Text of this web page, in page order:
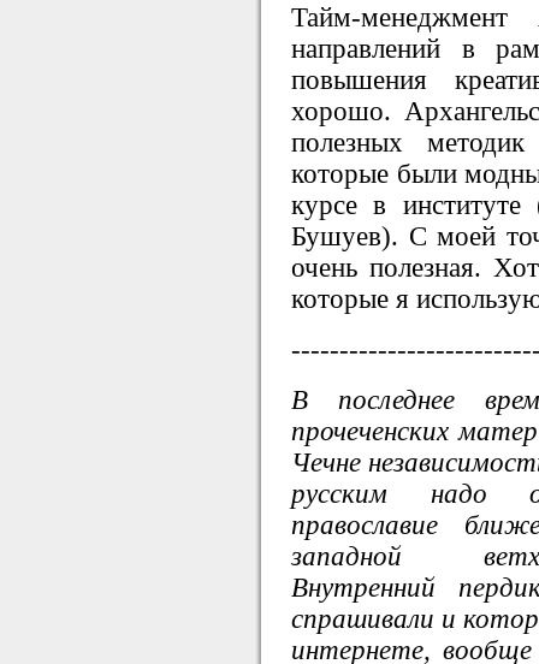
Тайм-
направлений в
повышения
хорошо.
полезных
которые были
курсе в
Бушуев). С моей
очень полезная.
которые я
В последнее
прочеченских
Чечне
русским надо
православие
западной
Внутренний
спрашивали и
интернете, вообще